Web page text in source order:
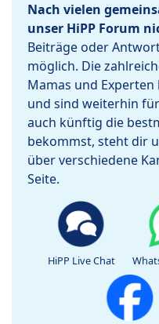
Nach vielen
unser HiPP Forum
Beiträge oder
möglich. Die
Mamas und
und sind weiterhin
auch künftig die
bekommst, steht dir
über verschiedene
Seite.
HiPP Live Chat